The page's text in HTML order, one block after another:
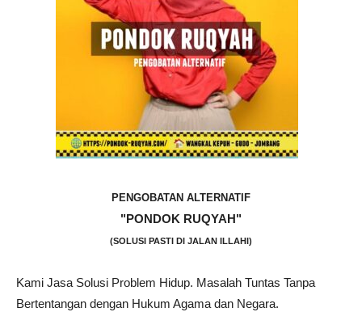
PENGOBATAN ALTERNATIF
"PONDOK RUQYAH"
(SOLUSI PASTI DI JALAN ILLAHI)
Kami Jasa Solusi Problem Hidup. Masalah Tuntas Tanpa
Bertentangan dengan Hukum Agama dan Negara.